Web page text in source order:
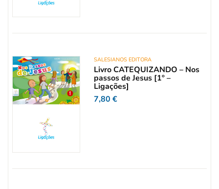
SALESIANOS EDITORA
Livro CATEQUIZANDO – Nos
passos de Jesus [1º –
Ligações]
7,80€